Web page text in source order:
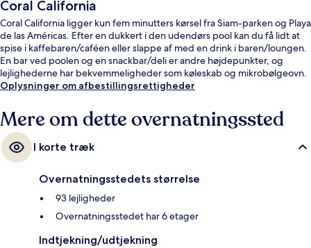
Coral California
Coral California ligger kun fem minutters kørsel fra Siam-parken og Playa
de las Américas. Efter en dukkert i den udendørs pool kan du få lidt at
spise i kaffebaren/caféen eller slappe af med en drink i baren/loungen.
En bar ved poolen og en snackbar/deli er andre højdepunkter, og
lejlighederne har bekvemmeligheder som køleskab og mikrobølgeovn.
Oplysninger om afbestillingsrettigheder
Mere om dette overnatningssted
I korte træk
Overnatningsstedets størrelse
93 lejligheder
Overnatningsstedet har 6 etager
Indtjekning/udtjekning